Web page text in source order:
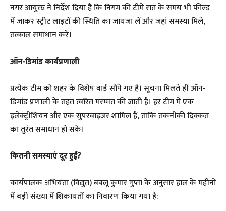
नगर आयुक्त ने निर्देश दिया है कि निगम की टीमें रात के समय भी फील्ड
में जाकर स्ट्रीट लाइटों की स्थिति का जायजा लें और जहां समस्या मिले,
तत्काल समाधान करें।
ऑन-डिमांड कार्यप्रणाली
प्रत्येक टीम को शहर के विशेष वार्ड सौंपे गए हैं। सूचना मिलते ही ऑन-
डिमांड प्रणाली के तहत त्वरित मरम्मत की जाती है। हर टीम में एक
इलेक्ट्रीशियन और एक सुपरवाइजर शामिल हैं, ताकि तकनीकी दिक्कत
का तुरंत समाधान हो सके।
कितनी समस्याएं दूर हुईं?
कार्यपालक अभियंता (विद्युत) बबलू कुमार गुप्ता के अनुसार हाल के महीनों
में बड़ी संख्या में शिकायतों का निवारण किया गया है: